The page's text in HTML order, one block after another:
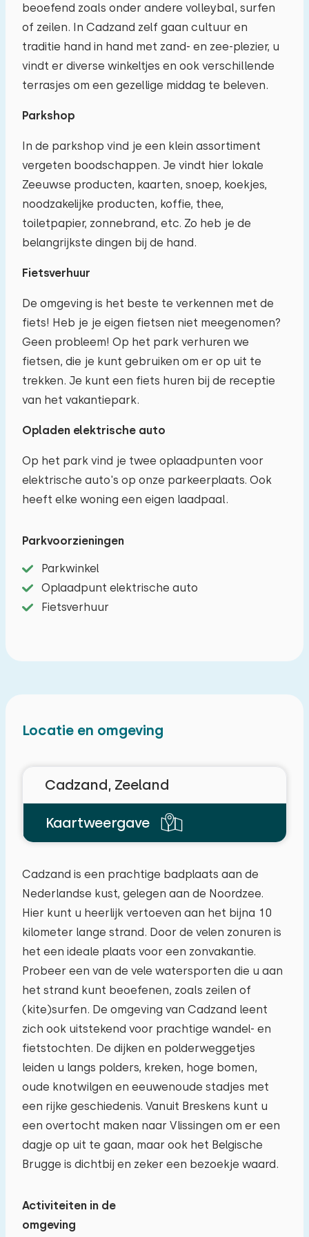
Reisgezelschap
beoefend zoals onder andere volleybal, surfen
of zeilen. In Cadzand zelf gaan cultuur en
traditie hand in hand met zand- en zee-plezier, u
vindt er diverse winkeltjes en ook verschillende
terrasjes om een gezellige middag te beleven.
Parkshop
In de parkshop vind je een klein assortiment
vergeten boodschappen. Je vindt hier lokale
Zeeuwse producten, kaarten, snoep, koekjes,
noodzakelijke producten, koffie, thee,
toiletpapier, zonnebrand, etc. Zo heb je de
belangrijkste dingen bij de hand.
Fietsverhuur
De omgeving is het beste te verkennen met de
fiets! Heb je je eigen fietsen niet meegenomen?
Geen probleem! Op het park verhuren we
fietsen, die je kunt gebruiken om er op uit te
trekken. Je kunt een fiets huren bij de receptie
van het vakantiepark.
Opladen elektrische auto
Op het park vind je twee oplaadpunten voor
elektrische auto's op onze parkeerplaats. Ook
heeft elke woning een eigen laadpaal.
Parkvoorzieningen
Parkwinkel
Oplaadpunt elektrische auto
Fietsverhuur
Locatie en omgeving
Cadzand, Zeeland
Kaartweergave
Cadzand is een prachtige badplaats aan de
Nederlandse kust, gelegen aan de Noordzee.
Hier kunt u heerlijk vertoeven aan het bijna 10
kilometer lange strand. Door de velen zonuren is
het een ideale plaats voor een zonvakantie.
Probeer een van de vele watersporten die u aan
het strand kunt beoefenen, zoals zeilen of
(kite)surfen. De omgeving van Cadzand leent
zich ook uitstekend voor prachtige wandel- en
fietstochten. De dijken en polderweggetjes
leiden u langs polders, kreken, hoge bomen,
oude knotwilgen en eeuwenoude stadjes met
een rijke geschiedenis. Vanuit Breskens kunt u
een overtocht maken naar Vlissingen om er een
dagje op uit te gaan, maar ook het Belgische
Brugge is dichtbij en zeker een bezoekje waard.
Activiteiten in de
omgeving